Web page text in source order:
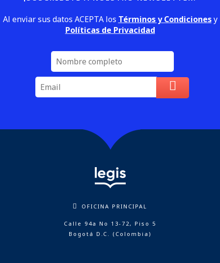
Al enviar sus datos ACEPTA los Términos y Condicionesy
Políticas de Privacidad
OFICINA PRINCIPAL
Calle 94a No 13-72, Piso 5
Bogotá D.C. (Colombia)